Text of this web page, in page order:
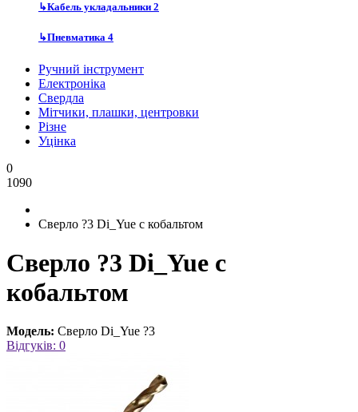
↳Кабель укладальники 2
↳Пневматика 4
Ручний інструмент
Електроніка
Свердла
Мітчики, плашки, центровки
Різне
Уцінка
0
1090
Сверло ?3 Di_Yue с кобальтом
Сверло ?3 Di_Yue с
кобальтом
Модель: Сверло Di_Yue ?3
Відгуків: 0